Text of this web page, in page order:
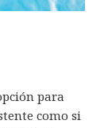
para
como si